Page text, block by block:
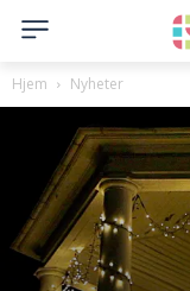
Hjem Nyheter